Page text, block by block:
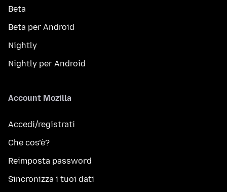
Beta
Beta per Android
Nightly
Nightly per Android
Account Mozilla
Accedi/registrati
Che cos’è?
Reimposta password
Sincronizza i tuoi dati